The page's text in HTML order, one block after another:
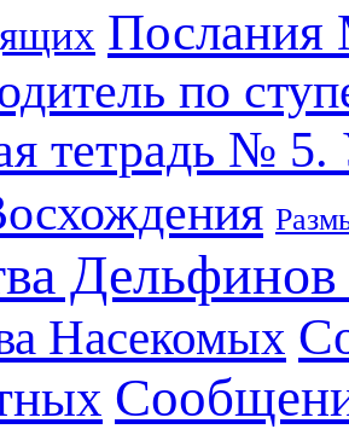
Послания
по
тетрадь №
Насекомых